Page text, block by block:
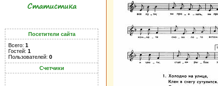
Статистика
Посетители сайта
Всего: 1
Гостей: 1
Пользователей: 0
Счетчики